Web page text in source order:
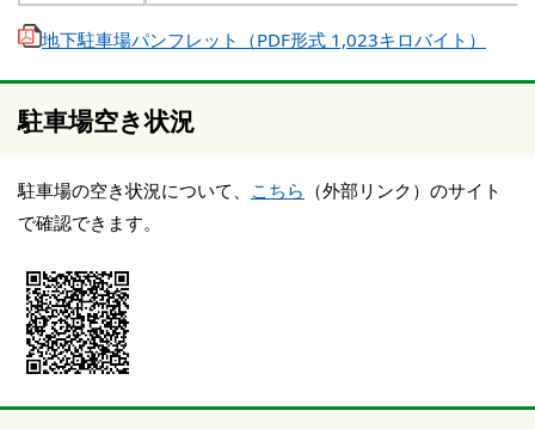
地下駐車場パンフレット（PDF形式 1,023キロバイト）
駐車場空き状況
駐車場の空き状況について、 こちら （外部リンク）のサイト
で確認できます。